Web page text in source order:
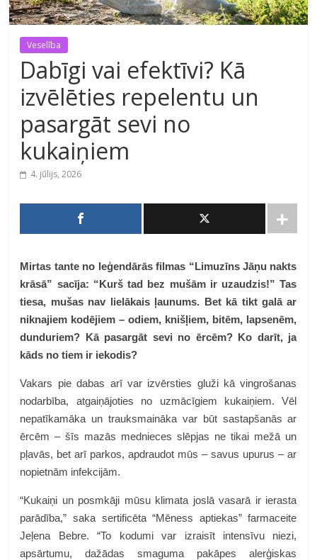
Veselība
Dabīgi vai efektīvi? Kā
izvēlēties repelentu un
pasargāt sevi no
kukaiņiem
4. jūlijs, 2026
Mirtas tante no leģendārās filmas “Limuzīns Jāņu nakts
krāsā” sacīja: “Kurš tad bez mušām ir uzaudzis!” Tas
tiesa, mušas nav lielākais ļaunums. Bet kā tikt galā ar
niknajiem kodējiem – odiem, knišļiem, bitēm, lapsenēm,
dunduriem? Kā pasargāt sevi no ērcēm? Ko darīt, ja
kāds no tiem ir iekodis?
Vakars pie dabas arī var izvērsties gluži kā vingrošanas
nodarbība, atgaiņājoties no uzmācīgiem kukaiņiem. Vēl
nepatīkamāka un trauksmaināka var būt sastapšanās ar
ērcēm – šīs mazās mednieces slēpjas ne tikai mežā un
pļavās, bet arī parkos, apdraudot mūs – savus upurus – ar
nopietnām infekcijām.
“Kukaiņi un posmkāji mūsu klimata joslā vasarā ir ierasta
parādība,” saka sertificēta “Mēness aptiekas” farmaceite
Jeļena Bebre. “To kodumi var izraisīt intensīvu niezi,
apsārtumu, dažādas smaguma pakāpes alerģiskas